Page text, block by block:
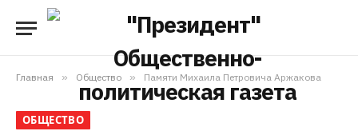
Главная » Общество » Памяти Михаила Петровича Аржакова
ОБЩЕСТВО